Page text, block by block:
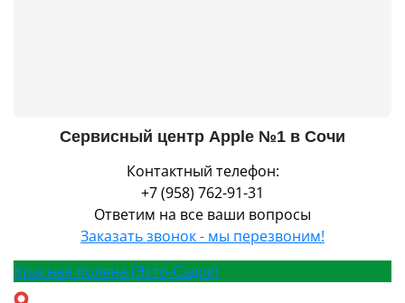
Сервисный центр Apple №1 в Сочи
Контактный телефон:
+7 (958) 762-91-31
Ответим на все ваши вопросы
Заказать звонок - мы перезвоним!
Красная поляна (Эсто-Садок)